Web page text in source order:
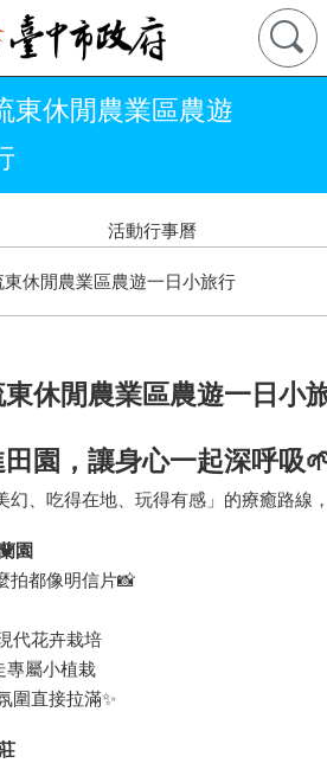
東休閒農業區農遊
活動行事曆
休閒農業區農遊一日小旅行
休閒農業區農遊一日小
園，讓身心一起深呼吸
幻、吃得在地、玩得有感」的療癒路線
園
拍都像明信片📸
代花卉栽培
專屬小植栽
圍直接拉滿✨